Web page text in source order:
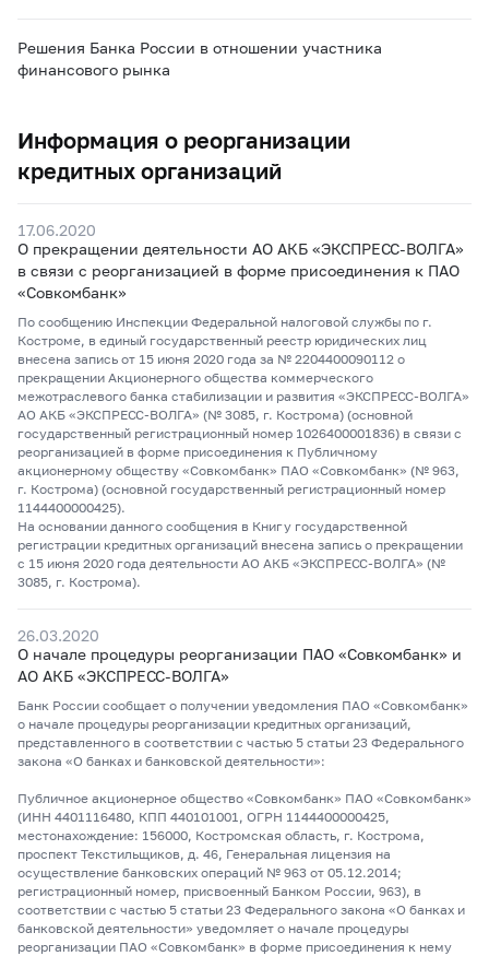
Решения Банка России в отношении участника
финансового рынка
Информация о реорганизации
кредитных организаций
17.06.2020
О прекращении деятельности АО АКБ «ЭКСПРЕСС-ВОЛГА»
в связи с реорганизацией в форме присоединения к ПАО
«Совкомбанк»
По сообщению Инспекции Федеральной налоговой службы по г.
Костроме, в единый государственный реестр юридических лиц
внесена запись от 15 июня 2020 года за № 2204400090112 о
прекращении Акционерного общества коммерческого
межотраслевого банка стабилизации и развития «ЭКСПРЕСС-ВОЛГА»
АО АКБ «ЭКСПРЕСС-ВОЛГА» (№ 3085, г. Кострома) (основной
государственный регистрационный номер 1026400001836) в связи с
реорганизацией в форме присоединения к Публичному
акционерному обществу «Совкомбанк» ПАО «Совкомбанк» (№ 963,
г. Кострома) (основной государственный регистрационный номер
1144400000425).
На основании данного сообщения в Книгу государственной
регистрации кредитных организаций внесена запись о прекращении
с 15 июня 2020 года деятельности АО АКБ «ЭКСПРЕСС-ВОЛГА» (№
3085, г. Кострома).
26.03.2020
О начале процедуры реорганизации ПАО «Совкомбанк» и
АО АКБ «ЭКСПРЕСС-ВОЛГА»
Банк России сообщает о получении уведомления ПАО «Совкомбанк»
о начале процедуры реорганизации кредитных организаций,
представленного в соответствии с частью 5 статьи 23 Федерального
закона «О банках и банковской деятельности»:
Публичное акционерное общество «Совкомбанк» ПАО «Совкомбанк»
(ИНН 4401116480, КПП 440101001, ОГРН 1144400000425,
местонахождение: 156000, Костромская область, г. Кострома,
проспект Текстильщиков, д. 46, Генеральная лицензия на
осуществление банковских операций № 963 от 05.12.2014;
регистрационный номер, присвоенный Банком России, 963), в
соответствии с частью 5 статьи 23 Федерального закона «О банках и
банковской деятельности» уведомляет о начале процедуры
реорганизации ПАО «Совкомбанк» в форме присоединения к нему